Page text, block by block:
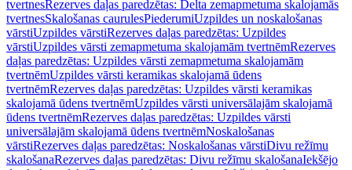
tvertnesRezerves daļas paredzētas: Delta zemapmetuma skalojamās
tvertnesSkalošanas caurulesPiederumiUzpildes un noskalošanas
vārstiUzpildes vārstiRezerves daļas paredzētas: Uzpildes
vārstiUzpildes vārsti zemapmetuma skalojamām tvertnēmRezerves
daļas paredzētas: Uzpildes vārsti zemapmetuma skalojamām
tvertnēmUzpildes vārsti keramikas skalojamā ūdens
tvertnēmRezerves daļas paredzētas: Uzpildes vārsti keramikas
skalojamā ūdens tvertnēmUzpildes vārsti universālajām skalojamā
ūdens tvertnēmRezerves daļas paredzētas: Uzpildes vārsti
universālajām skalojamā ūdens tvertnēmNoskalošanas
vārstiRezerves daļas paredzētas: Noskalošanas vārstiDivu režīmu
skalošanaRezerves daļas paredzētas: Divu režīmu skalošanaIekšējo